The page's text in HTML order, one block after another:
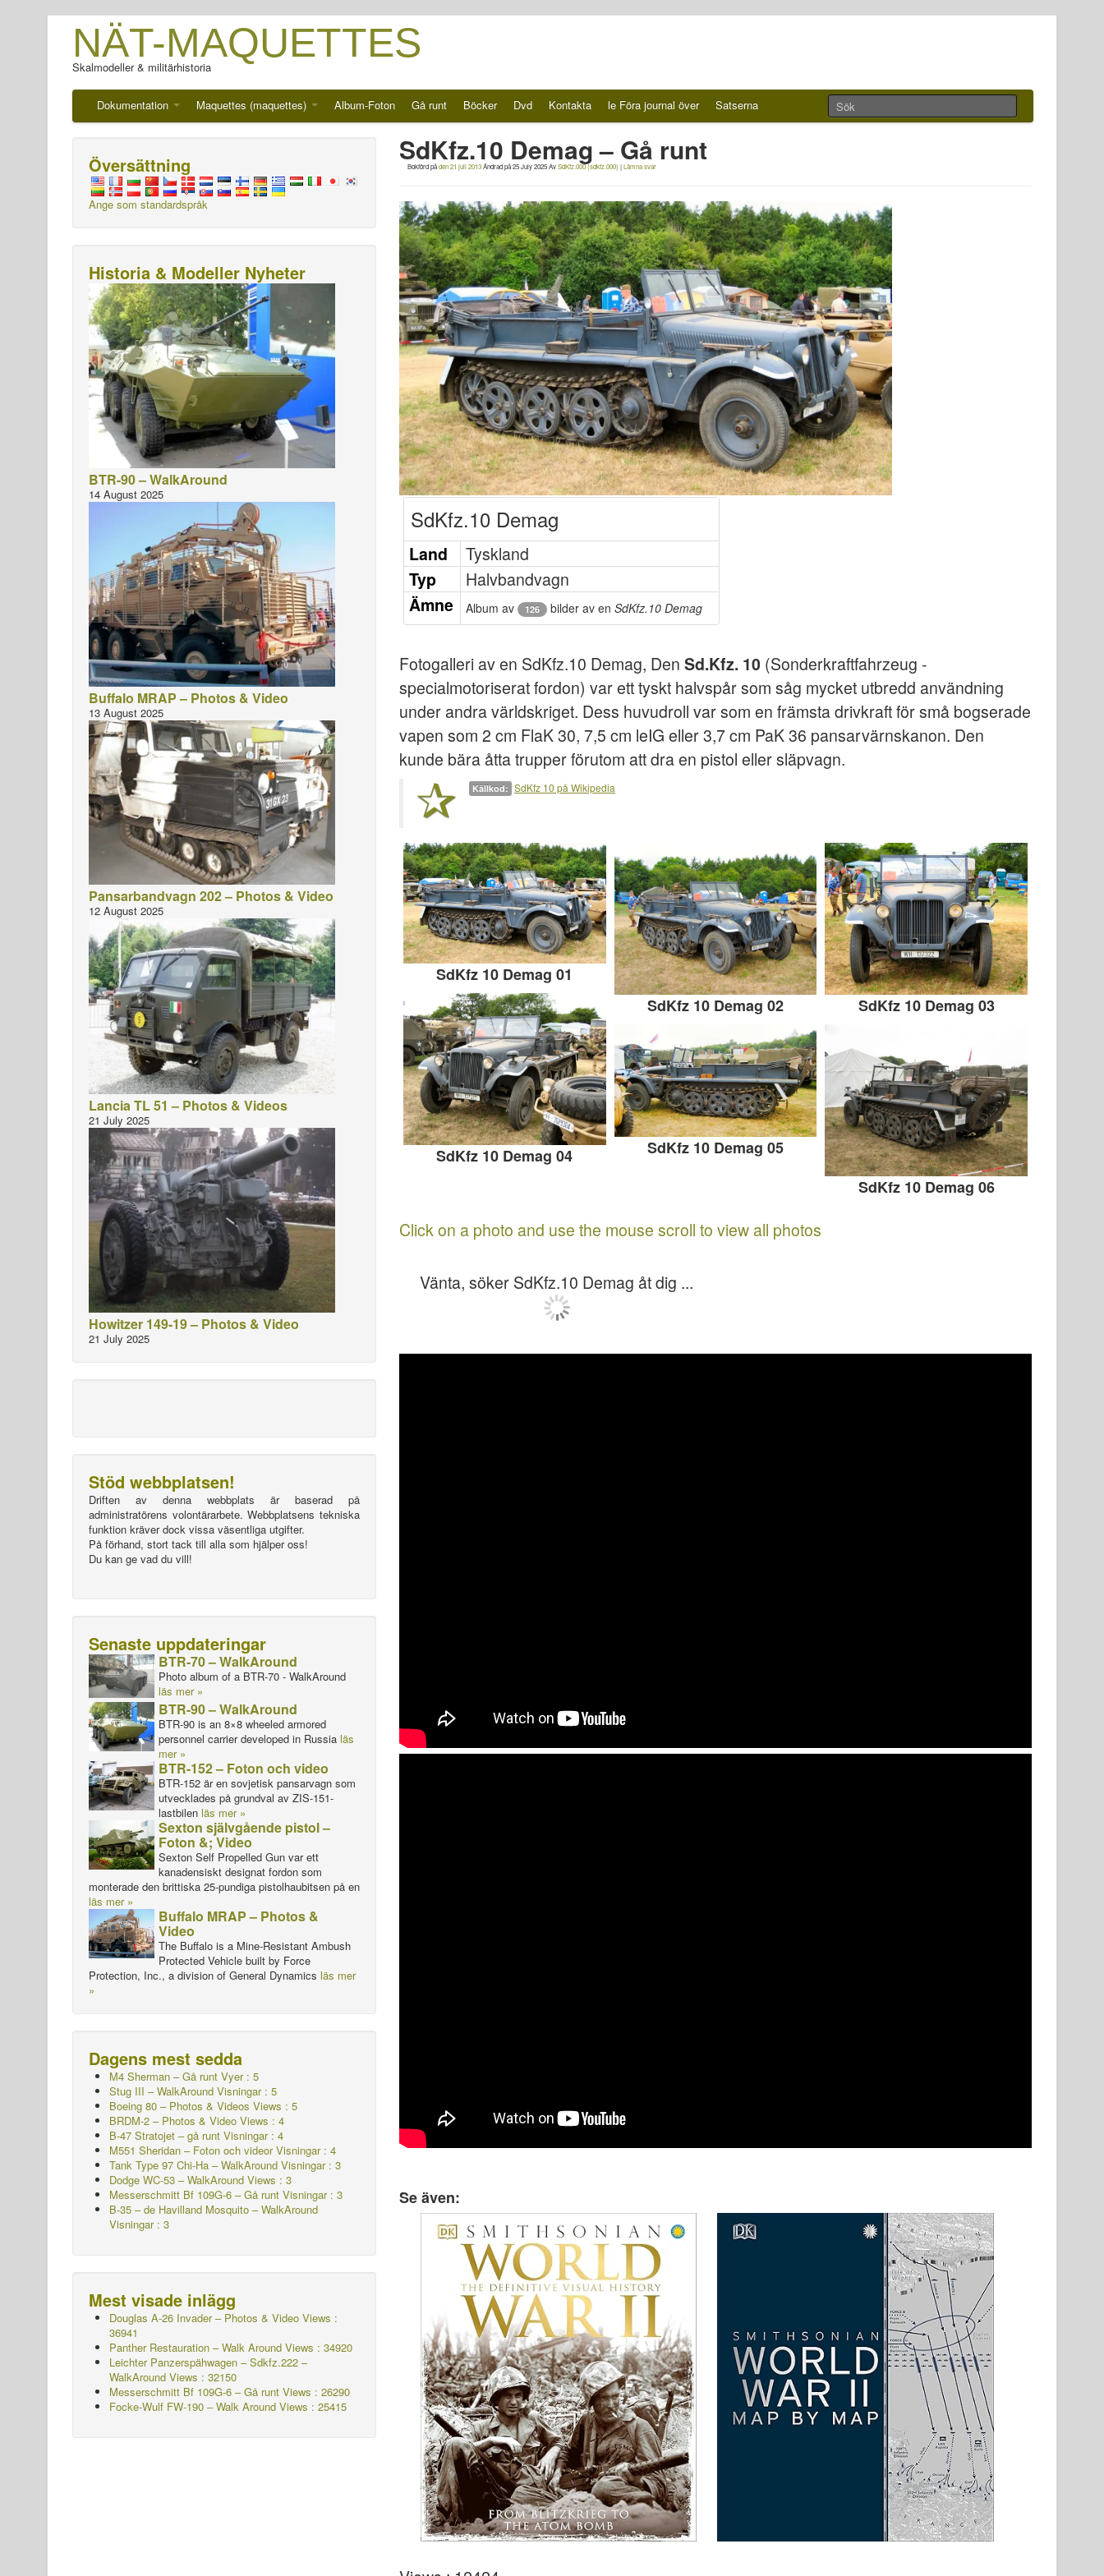
NÄT-MAQUETTES
Skalmodeller & militärhistoria
Dokumentation Maquettes (maquettes) Album-Foton Gå runt Böcker Dvd Kontakta le Föra journal över Satserna
SdKfz.10 Demag – Gå runt
Bokförd påden 21 juli 2013Ändrad på25 July 2025AvSdKfz.000 (sdkfz.000) |Lämna svar
SdKfz.10 Demag
Land
Tyskland
Typ
Halvbandvagn
Ämne
Album av 126 bilder av en SdKfz.10 Demag
Fotogalleri av en SdKfz.10 Demag, Den Sd.Kfz. 10 (Sonderkraftfahrzeug -
specialmotoriserat fordon) var ett tyskt halvspår som såg mycket utbredd användning
under andra världskriget. Dess huvudroll var som en främsta drivkraft för små bogserade
vapen som 2 cm FlaK 30, 7,5 cm leIG eller 3,7 cm PaK 36 pansarvärnskanon. Den
kunde bära åtta trupper förutom att dra en pistol eller släpvagn.
Källkod: SdKfz 10 på Wikipedia
SdKfz 10 Demag 01
SdKfz 10 Demag 02
SdKfz 10 Demag 03
SdKfz 10 Demag 04
SdKfz 10 Demag 05
SdKfz 10 Demag 06
Click on a photo and use the mouse scroll to view all photos
Vänta, söker SdKfz.10 Demag åt dig ...
Se även:
Översättning
Ange som standardspråk
Historia & Modeller Nyheter
BTR-90 – WalkAround
14 August 2025
Buffalo MRAP – Photos & Video
13 August 2025
Pansarbandvagn 202 – Photos & Video
12 August 2025
Lancia TL 51 – Photos & Videos
21 July 2025
Howitzer 149-19 – Photos & Video
21 July 2025
Stöd webbplatsen!
Driften av denna webbplats är baserad på
administratörens volontärarbete. Webbplatsens tekniska
funktion kräver dock vissa väsentliga utgifter.
På förhand, stort tack till alla som hjälper oss!
Du kan ge vad du vill!
Senaste uppdateringar
BTR-70 – WalkAround
Photo album of a BTR-70 - WalkAround
läs mer »
BTR-90 – WalkAround
BTR-90 is an 8×8 wheeled armored
personnel carrier developed in Russia läs
mer »
BTR-152 – Foton och video
BTR-152 är en sovjetisk pansarvagn som
utvecklades på grundval av ZIS-151-
lastbilen läs mer »
Sexton självgående pistol –
Foton &; Video
Sexton Self Propelled Gun var ett
kanadensiskt designat fordon som
monterade den brittiska 25-pundiga pistolhaubitsen på en
läs mer »
Buffalo MRAP – Photos &
Video
The Buffalo is a Mine-Resistant Ambush
Protected Vehicle built by Force
Protection, Inc., a division of General Dynamics läs mer
»
Dagens mest sedda
M4 Sherman – Gå runt Vyer : 5
Stug III – WalkAround Visningar : 5
Boeing 80 – Photos & Videos Views : 5
BRDM-2 – Photos & Video Views : 4
B-47 Stratojet – gå runt Visningar : 4
M551 Sheridan – Foton och videor Visningar : 4
Tank Type 97 Chi-Ha – WalkAround Visningar : 3
Dodge WC-53 – WalkAround Views : 3
Messerschmitt Bf 109G-6 – Gå runt Visningar : 3
B-35 – de Havilland Mosquito – WalkAround
Visningar : 3
Mest visade inlägg
Douglas A-26 Invader – Photos & Video Views :
36941
Panther Restauration – Walk Around Views : 34920
Leichter Panzerspähwagen – Sdkfz.222 –
WalkAround Views : 32150
Messerschmitt Bf 109G-6 – Gå runt Views : 26290
Focke-Wulf FW-190 – Walk Around Views : 25415